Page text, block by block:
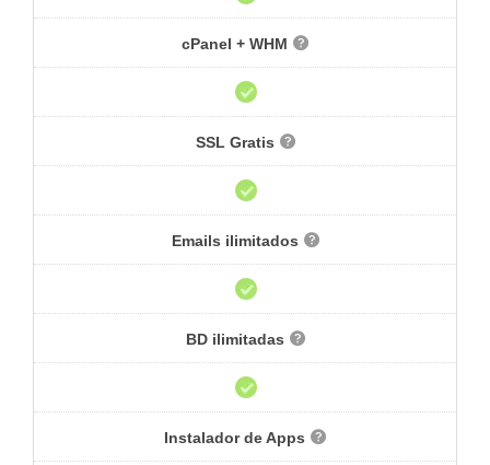
cPanel + WHM
SSL Gratis
Emails ilimitados
BD ilimitadas
Instalador de Apps